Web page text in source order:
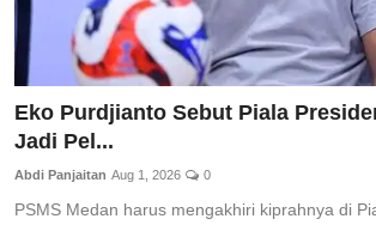
Eko Purdjianto Sebut Piala
Jadi Pel...
Abdi Panjaitan Aug 1, 2026 0
PSMS Medan harus mengakhiri kiprahnya di